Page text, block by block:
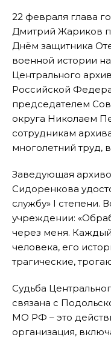
22 февраля глава
Дмитрий Жариков
Днём защитника
военной истории
Центрального
Российской
председателем
округа Николаем
сотрудникам
многолетний труд,
Заведующая
Сидоренкова
службу» I степени.
учреждении:
через меня. Каждый
человека, его
трагические,
Судьба
связана с
МО РФ – это
организация,